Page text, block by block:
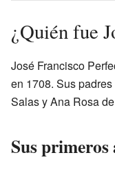
¿Quién fue
José Francisco
en 1708. Sus
Salas y Ana Rosa
Sus primeros